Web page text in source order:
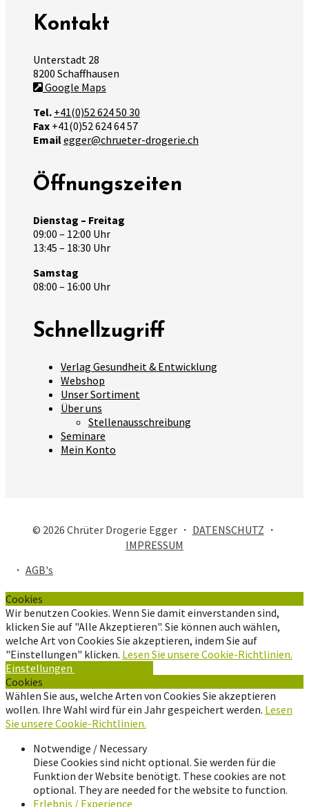
Kontakt
Unterstadt 28
8200 Schaffhausen
Google Maps
Tel. +41(0)52 624 50 30
Fax +41(0)52 624 64 57
Emailegger@chrueter-drogerie.ch
Öffnungszeiten
Dienstag – Freitag
09:00 – 12:00 Uhr
13:45 – 18:30 Uhr
Samstag
08:00 – 16:00 Uhr
Schnellzugriff
Verlag Gesundheit & Entwicklung
Webshop
Unser Sortiment
Über uns
Stellenausschreibung
Seminare
Mein Konto
© 2026 Chrüter Drogerie Egger ・ DATENSCHUTZ ・
IMPRESSUM
・ AGB's
Cookies
Wir benutzen Cookies. Wenn Sie damit einverstanden sind,
klicken Sie auf "Alle Akzeptieren". Sie können auch wählen,
welche Art von Cookies Sie akzeptieren, indem Sie auf
"Einstellungen" klicken. Lesen Sie unsere Cookie-Richtlinien.
Einstellungen
Cookies
Wählen Sie aus, welche Arten von Cookies Sie akzeptieren
wollen. Ihre Wahl wird für ein Jahr gespeichert werden. Lesen
Sie unsere Cookie-Richtlinien.
Notwendige / Necessary
Diese Cookies sind nicht optional. Sie werden für die
Funktion der Website benötigt. These cookies are not
optional. They are needed for the website to function.
Erlebnis / Experience